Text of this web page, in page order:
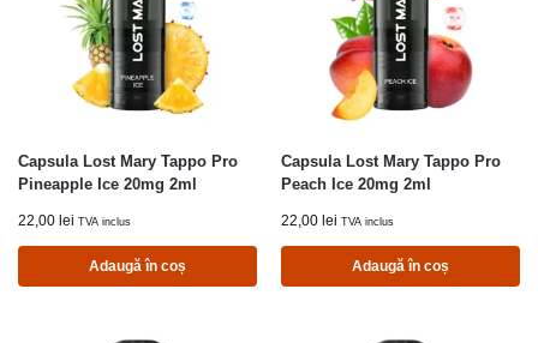
Capsula Lost Mary Tappo Pro
Pineapple Ice 20mg 2ml
22,00 lei TVA inclus
Adaugă în coș
Capsula Lost Mary Tappo Pro
Peach Ice 20mg 2ml
22,00 lei TVA inclus
Adaugă în coș